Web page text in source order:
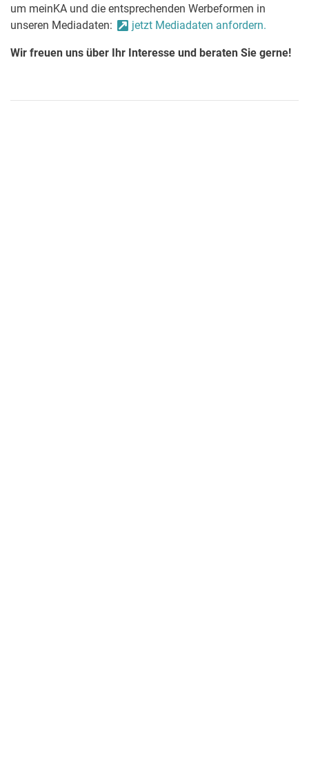
um meinKA und die entsprechenden Werbeformen in
unseren Mediadaten:
jetzt Mediadaten anfordern.
Wir freuen uns über Ihr Interesse und beraten Sie gerne!